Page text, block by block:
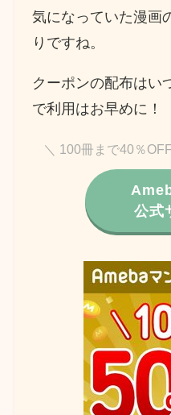
気になっていた漫画
りですね。
クーポンの配布はい
で利用はお早めに！
＼ 100冊まで40％
公式